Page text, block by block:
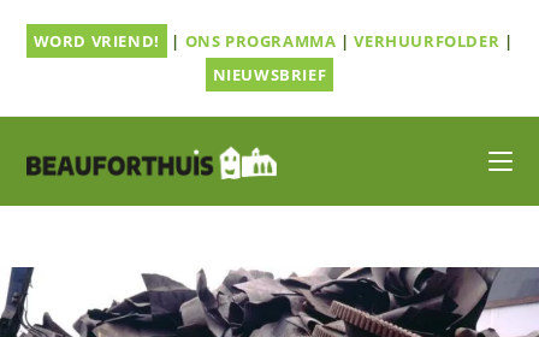
naarWORD VRIEND! | ONS PROGRAMMA |VERHUURFOLDER |
NIEUWSBRIEF